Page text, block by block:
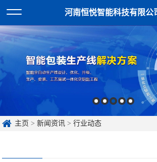
河南恒悦智能科技有限公
主页 >新闻资讯 >行业动态